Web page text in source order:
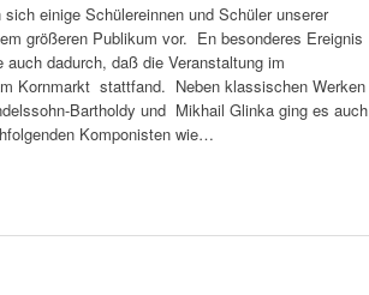
einige Schülereinnen und Schüler unserer
größeren Publikum vor. En besonderes Ereignis
dadurch, daß die Veranstaltung im
Kornmarkt stattfand. Neben klassischen Werken
Bartholdy und Mikhail Glinka ging es auch
Komponisten wie…